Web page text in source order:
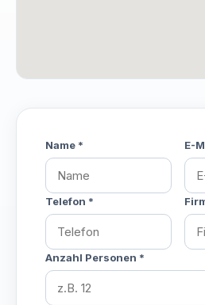
Name * E-
Telefon *
Anzahl Personen *